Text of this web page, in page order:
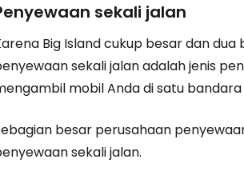
sekali jalan
Big Island cukup besar dan
sekali jalan adalah jenis
mobil Anda di satu
besar perusahaan
sekali jalan.
... komunitas